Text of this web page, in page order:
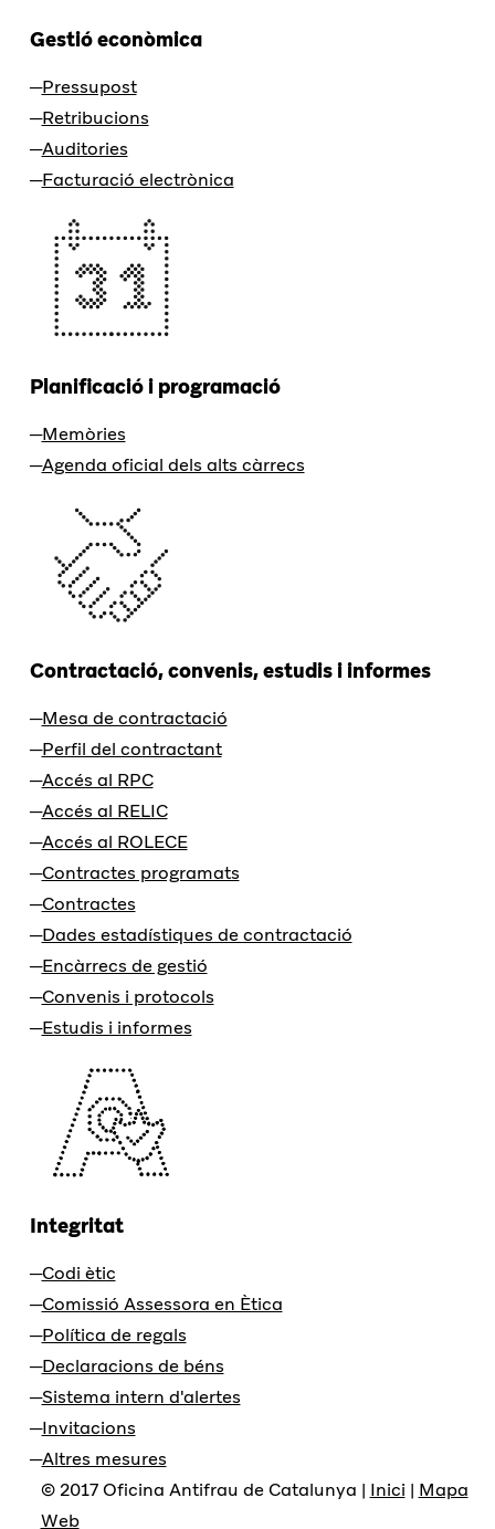
Gestió econòmica
Pressupost
Retribucions
Auditories
Facturació electrònica
Planificació i programació
Memòries
Agenda oficial dels alts càrrecs
Contractació, convenis, estudis i informes
Mesa de contractació
Perfil del contractant
Accés al RPC
Accés al RELIC
Accés al ROLECE
Contractes programats
Contractes
Dades estadístiques de contractació
Encàrrecs de gestió
Convenis i protocols
Estudis i informes
Integritat
Codi ètic
Comissió Assessora en Ètica
Política de regals
Declaracions de béns
Sistema intern d'alertes
Invitacions
Altres mesures
© 2017 Oficina Antifrau de Catalunya | Inici | Mapa
Web